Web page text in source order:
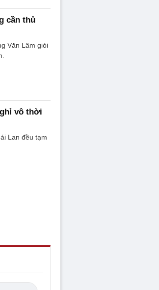
cần thủ
Văn Lâm giỏi
vô thời
Lan đều tạm